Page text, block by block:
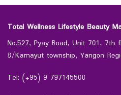
Total Wellness Lifestyle Beauty
No.527, Pyay Road, Unit 701, 7th
8/Kamayut township, Yangon
Tel: (+95) 9 797145500